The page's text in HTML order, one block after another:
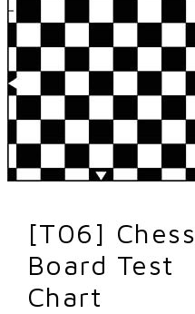
[T06] Chess
Board Test
Chart